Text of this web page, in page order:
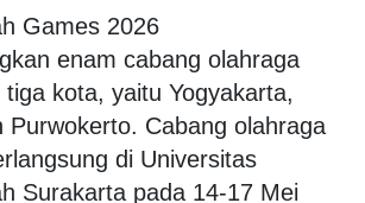
Games 2026
enam cabang olahraga
kota, yaitu Yogyakarta,
Purwokerto. Cabang olahraga
di Universitas
Surakarta pada 14-17 Mei